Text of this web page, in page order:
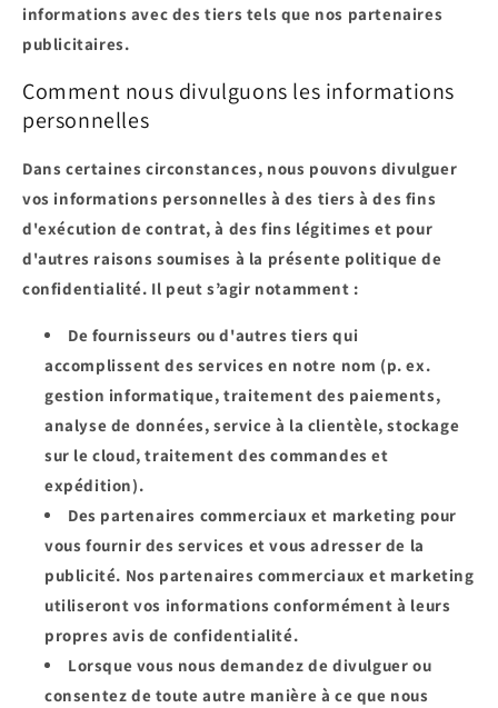
informations avec des tiers tels que nos partenaires
publicitaires.
Comment nous divulguons les informations
personnelles
Dans certaines circonstances, nous pouvons divulguer
vos informations personnelles à des tiers à des fins
d'exécution de contrat, à des fins légitimes et pour
d'autres raisons soumises à la présente politique de
confidentialité. Il peut s’agir notamment :
De fournisseurs ou d'autres tiers qui
accomplissent des services en notre nom (p. ex.
gestion informatique, traitement des paiements,
analyse de données, service à la clientèle, stockage
sur le cloud, traitement des commandes et
expédition).
Des partenaires commerciaux et marketing pour
vous fournir des services et vous adresser de la
publicité. Nos partenaires commerciaux et marketing
utiliseront vos informations conformément à leurs
propres avis de confidentialité.
Lorsque vous nous demandez de divulguer ou
consentez de toute autre manière à ce que nous